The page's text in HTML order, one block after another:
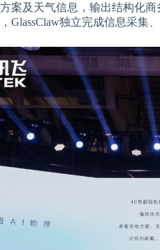
案及天气信息，输出结构化
GlassClaw独立完成信息采集